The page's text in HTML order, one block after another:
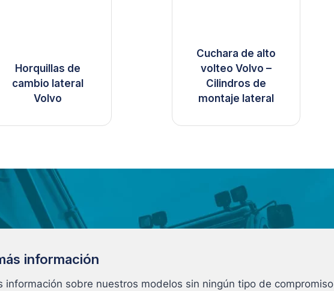
Horquillas de
cambio lateral
Volvo
Cuchara de alto
volteo Volvo –
Cilindros de
montaje lateral
información
información sobre nuestros modelos sin ningún tipo de compromiso